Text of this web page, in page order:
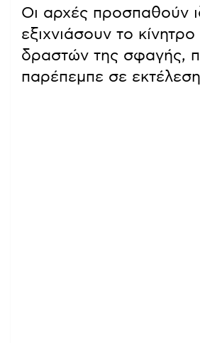
Οι αρχές προσπαθούν
εξιχνιάσουν το
δραστών της σφαγής,
παρέπεμπε σε